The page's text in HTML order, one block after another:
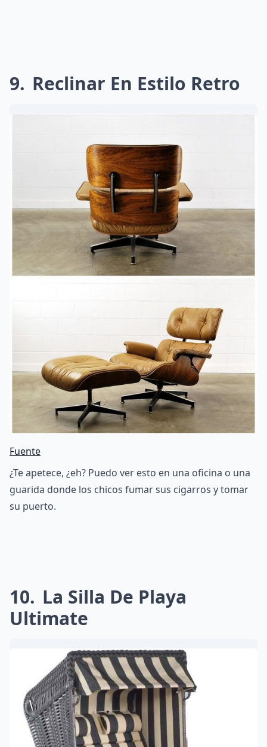
9 Reclinar En Estilo Retro
Fuente
¿Te apetece, ¿eh? Puedo ver esto en una oficina o una
guarida donde los chicos fumar sus cigarros y tomar
su puerto.
10 La Silla De Playa
Ultimate